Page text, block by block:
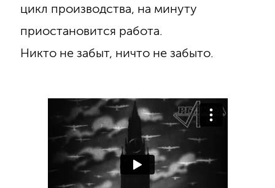
цикл производства, на минуту
приостановится работа.
Никто не забыт, ничто не забыто.